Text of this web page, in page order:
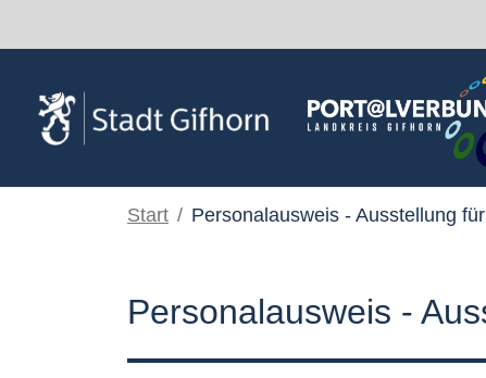
Start Personalausweis - Ausstellung
Personalausweis -